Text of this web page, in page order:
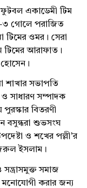
ফুটবল একাডেমী টিম
৩ গোলে পরাজিত
ওমর। সেরা
টিমের আরাফাত।
শাখার সভাপতি
সাধারণ সম্পাদক
বিতরণী
বসুন্ধরা শুভসংঘ
ও শখের পল্লী’র
ইসলাম।
সমাজ
করার জন্য